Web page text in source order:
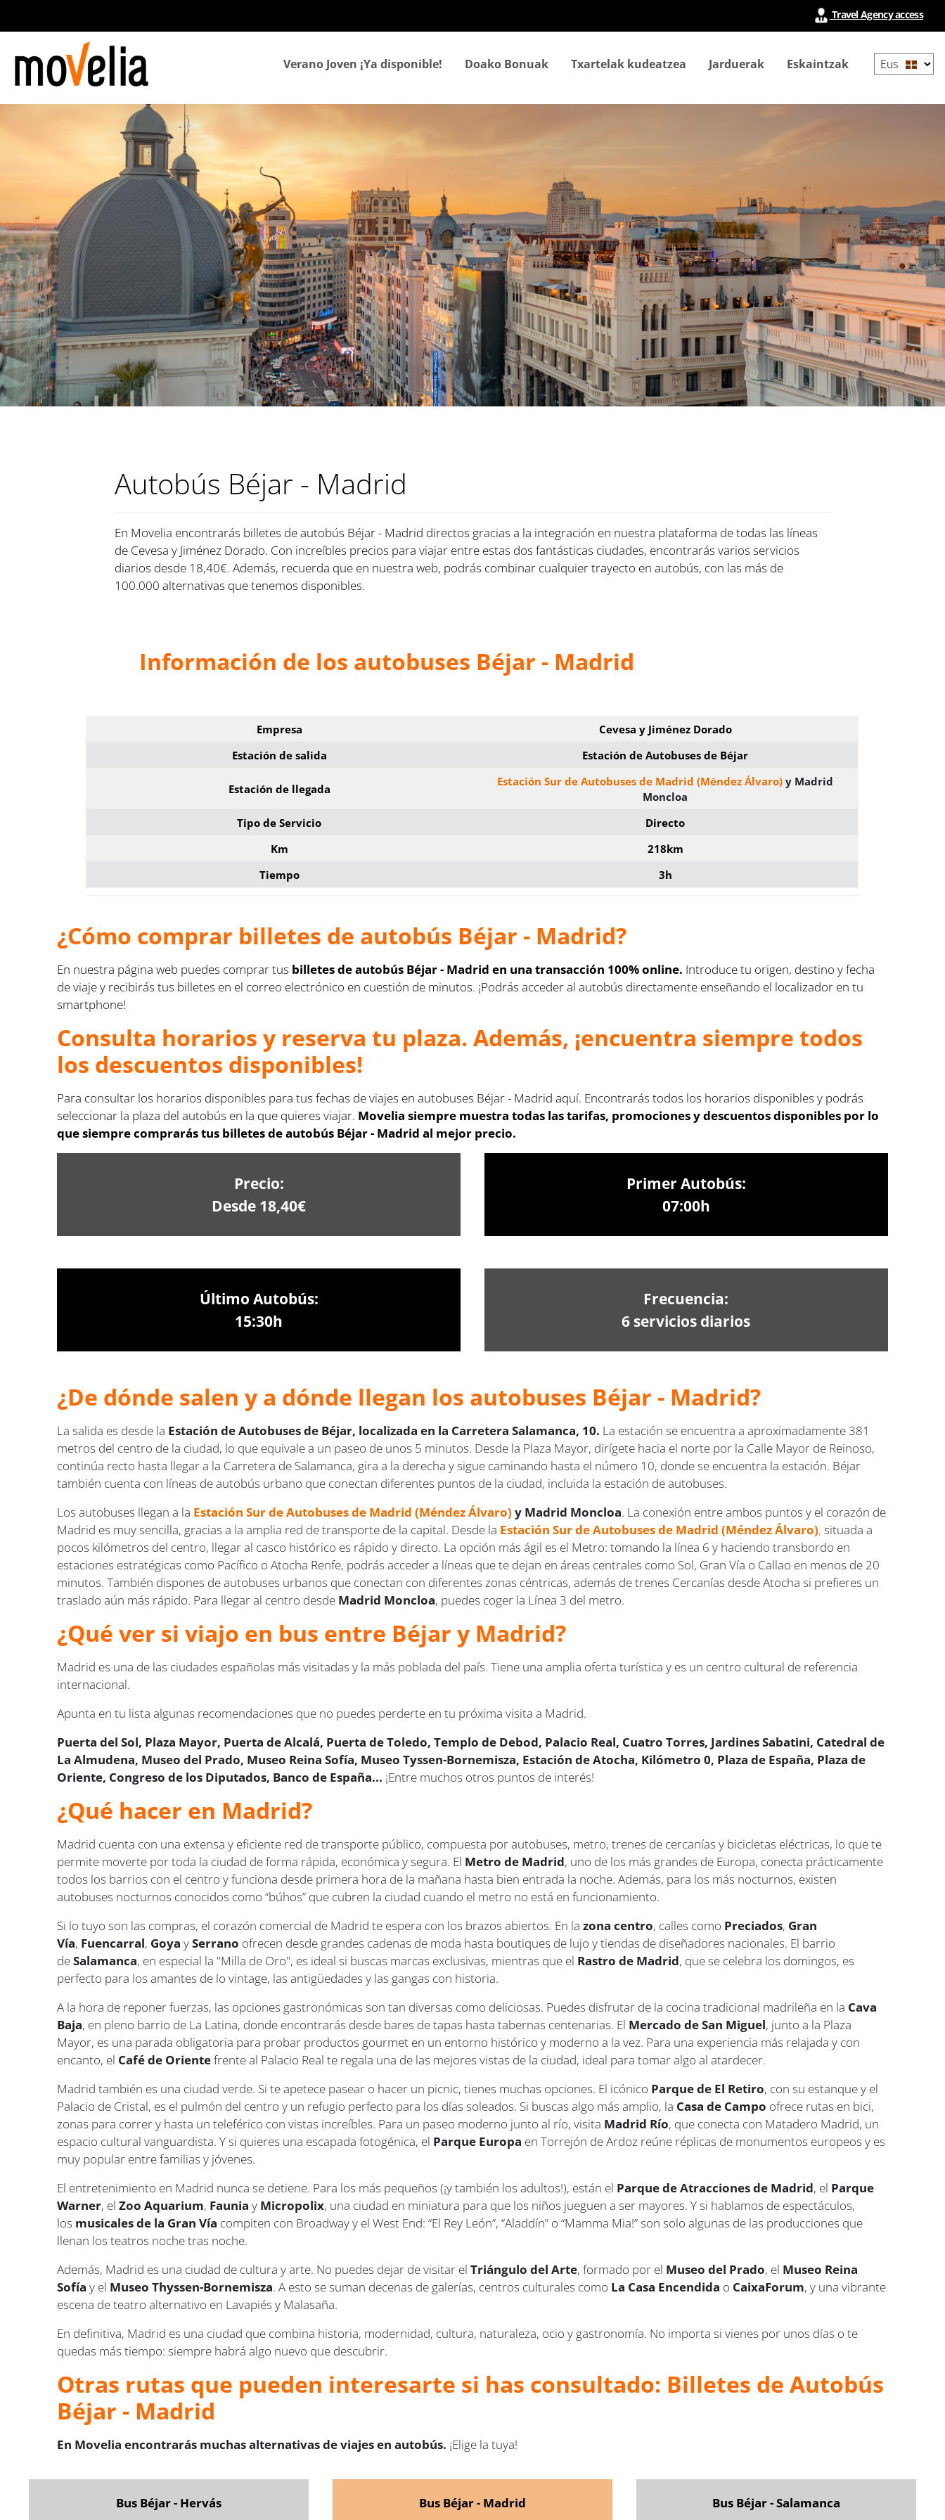
content
Travel Agency access
NavegaciónVerano Joven ¡Ya disponible! Doako Bonuak Txartelak kudeatzea Jarduerak Eskaintzak
your
Autobús Béjar - Madrid
En Movelia encontrarás billetes de autobús Béjar - Madrid directos gracias a la integración en nuestra plataforma de todas las líneas
de Cevesa y Jiménez Dorado. Con increíbles precios para viajar entre estas dos fantásticas ciudades, encontrarás varios servicios
diarios desde 18,40€. Además, recuerda que en nuestra web, podrás combinar cualquier trayecto en autobús, con las más de
100.000 alternativas que tenemos disponibles.
Información de los autobuses Béjar - Madrid
Empresa
Cevesa y Jiménez Dorado
Estación de salida
Estación de Autobuses de Béjar
Estación de llegada
Estación Sur de Autobuses de Madrid (Méndez Álvaro) y Madrid
Moncloa
Tipo de Servicio
Directo
Km
218km
Tiempo
3h
¿Cómo comprar billetes de autobús Béjar - Madrid?
En nuestra página web puedes comprar tus billetes de autobús Béjar - Madrid en una transacción 100% online. Introduce tu origen, destino y fecha
de viaje y recibirás tus billetes en el correo electrónico en cuestión de minutos. ¡Podrás acceder al autobús directamente enseñando el localizador en tu
smartphone!
Consulta horarios y reserva tu plaza. Además, ¡encuentra siempre todos
los descuentos disponibles!
Para consultar los horarios disponibles para tus fechas de viajes en autobuses Béjar - Madrid aquí. Encontrarás todos los horarios disponibles y podrás
seleccionar la plaza del autobús en la que quieres viajar. Movelia siempre muestra todas las tarifas, promociones y descuentos disponibles por lo
que siempre comprarás tus billetes de autobús Béjar - Madrid al mejor precio.
Precio:
Desde 18,40€
Primer Autobús:
07:00h
Último Autobús:
15:30h
Frecuencia:
6 servicios diarios
¿De dónde salen y a dónde llegan los autobuses Béjar - Madrid?
La salida es desde la Estación de Autobuses de Béjar, localizada en la Carretera Salamanca, 10. La estación se encuentra a aproximadamente 381
metros del centro de la ciudad, lo que equivale a un paseo de unos 5 minutos. Desde la Plaza Mayor, dirígete hacia el norte por la Calle Mayor de Reinoso,
continúa recto hasta llegar a la Carretera de Salamanca, gira a la derecha y sigue caminando hasta el número 10, donde se encuentra la estación. Béjar
también cuenta con líneas de autobús urbano que conectan diferentes puntos de la ciudad, incluida la estación de autobuses.
Los autobuses llegan a la Estación Sur de Autobuses de Madrid (Méndez Álvaro) y Madrid Moncloa. La conexión entre ambos puntos y el corazón de
Madrid es muy sencilla, gracias a la amplia red de transporte de la capital. Desde la Estación Sur de Autobuses de Madrid (Méndez Álvaro), situada a
pocos kilómetros del centro, llegar al casco histórico es rápido y directo. La opción más ágil es el Metro: tomando la línea 6 y haciendo transbordo en
estaciones estratégicas como Pacífico o Atocha Renfe, podrás acceder a líneas que te dejan en áreas centrales como Sol, Gran Vía o Callao en menos de 20
minutos. También dispones de autobuses urbanos que conectan con diferentes zonas céntricas, además de trenes Cercanías desde Atocha si prefieres un
traslado aún más rápido. Para llegar al centro desde Madrid Moncloa, puedes coger la Línea 3 del metro.
¿Qué ver si viajo en bus entre Béjar y Madrid?
Madrid es una de las ciudades españolas más visitadas y la más poblada del país. Tiene una amplia oferta turística y es un centro cultural de referencia
internacional.
Apunta en tu lista algunas recomendaciones que no puedes perderte en tu próxima visita a Madrid.
Puerta del Sol, Plaza Mayor, Puerta de Alcalá, Puerta de Toledo, Templo de Debod, Palacio Real, Cuatro Torres, Jardines Sabatini, Catedral de
La Almudena, Museo del Prado, Museo Reina Sofía, Museo Tyssen-Bornemisza, Estación de Atocha, Kilómetro 0, Plaza de España, Plaza de
Oriente, Congreso de los Diputados, Banco de España... ¡Entre muchos otros puntos de interés!
¿Qué hacer en Madrid?
Madrid cuenta con una extensa y eficiente red de transporte público, compuesta por autobuses, metro, trenes de cercanías y bicicletas eléctricas, lo que te
permite moverte por toda la ciudad de forma rápida, económica y segura. El Metro de Madrid, uno de los más grandes de Europa, conecta prácticamente
todos los barrios con el centro y funciona desde primera hora de la mañana hasta bien entrada la noche. Además, para los más nocturnos, existen
autobuses nocturnos conocidos como “búhos” que cubren la ciudad cuando el metro no está en funcionamiento.
Si lo tuyo son las compras, el corazón comercial de Madrid te espera con los brazos abiertos. En lazona centro, calles como Preciados, Gran
Vía, Fuencarral, Goya ySerrano ofrecen desde grandes cadenas de moda hasta boutiques de lujo y tiendas de diseñadores nacionales. El barrio
deSalamanca, en especial la "Milla de Oro", es ideal si buscas marcas exclusivas, mientras que el Rastro de Madrid, que se celebra los domingos, es
perfecto para los amantes de lo vintage, las antigüedades y las gangas con historia.
A la hora de reponer fuerzas, las opciones gastronómicas son tan diversas como deliciosas. Puedes disfrutar de la cocina tradicional madrileña en la Cava
Baja, en pleno barrio de La Latina, donde encontrarás desde bares de tapas hasta tabernas centenarias. El Mercado de San Miguel, junto a la Plaza
Mayor, es una parada obligatoria para probar productos gourmet en un entorno histórico y moderno a la vez. Para una experiencia más relajada y con
encanto, el Café de Orientefrente al Palacio Real te regala una de las mejores vistas de la ciudad, ideal para tomar algo al atardecer.
Madrid también es una ciudad verde. Si te apetece pasear o hacer un picnic, tienes muchas opciones. El icónico Parque de El Retiro, con su estanque y el
Palacio de Cristal, es el pulmón del centro y un refugio perfecto para los días soleados. Si buscas algo más amplio, la Casa de Campo ofrece rutas en bici,
zonas para correr y hasta un teleférico con vistas increíbles. Para un paseo moderno junto al río, visita Madrid Río, que conecta con Matadero Madrid, un
espacio cultural vanguardista. Y si quieres una escapada fotogénica, el Parque Europa en Torrejón de Ardoz reúne réplicas de monumentos europeos y es
muy popular entre familias y jóvenes.
El entretenimiento en Madrid nunca se detiene. Para los más pequeños (¡y también los adultos!), están el Parque de Atracciones de Madrid, el Parque
Warner, elZoo Aquarium, Faunia y Micropolix, una ciudad en miniatura para que los niños jueguen a ser mayores. Y si hablamos de espectáculos,
los musicales de la Gran Vía compiten con Broadway y el West End: “El Rey León”, “Aladdín” o “Mamma Mia!” son solo algunas de las producciones que
llenan los teatros noche tras noche.
Además, Madrid es una ciudad de cultura y arte. No puedes dejar de visitar elTriángulo del Arte, formado por el Museo del Prado, el Museo Reina
Sofía y el Museo Thyssen-Bornemisza. A esto se suman decenas de galerías, centros culturales como La Casa Encendida o CaixaForum, y una vibrante
escena de teatro alternativo en Lavapiés y Malasaña.
En definitiva, Madrid es una ciudad que combina historia, modernidad, cultura, naturaleza, ocio y gastronomía. No importa si vienes por unos días o te
quedas más tiempo: siempre habrá algo nuevo que descubrir.
Otras rutas que pueden interesarte si has consultado: Billetes de Autobús
Béjar - Madrid
En Movelia encontrarás muchas alternativas de viajes en autobús. ¡Elige la tuya!
Bus Béjar - Hervás Bus Béjar - Madrid Bus Béjar - Salamanca